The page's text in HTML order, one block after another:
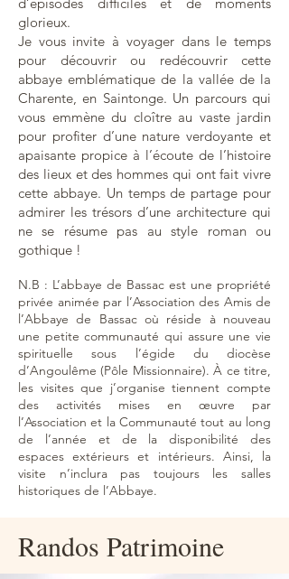
glorieux.
Je vous invite à voyager dans le temps
pour découvrir ou redécouvrir cette
abbaye emblématique de la vallée de la
Charente, en Saintonge. Un parcours qui
vous emmène du cloître au vaste jardin
pour profiter d’une nature verdoyante et
apaisante propice à l’écoute de l’histoire
des lieux et des hommes qui ont fait vivre
cette abbaye. Un temps de partage pour
admirer les trésors d’une architecture qui
ne se résume pas au style roman ou
gothique !
N.B : L’abbaye de Bassac est une propriété
privée animée par l’Association des Amis de
l’Abbaye de Bassac où réside à nouveau
une petite communauté qui assure une vie
spirituelle sous l’égide du diocèse
d’Angoulême (Pôle Missionnaire). À ce titre,
les visites que j’organise tiennent compte
des activités mises en œuvre par
l’Association et la Communauté tout au long
de l’année et de la disponibilité des
espaces extérieurs et intérieurs. Ainsi, la
visite n’inclura pas toujours les salles
historiques de l’Abbaye.
Randos Patrimoine